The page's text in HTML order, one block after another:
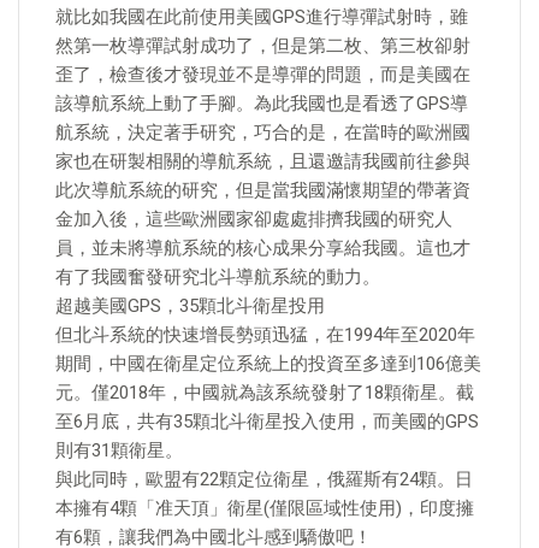
就比如我國在此前使用美國GPS進行導彈試射時，雖
然第一枚導彈試射成功了，但是第二枚、第三枚卻射
歪了，檢查後才發現並不是導彈的問題，而是美國在
該導航系統上動了手腳。為此我國也是看透了GPS導
航系統，決定著手研究，巧合的是，在當時的歐洲國
家也在研製相關的導航系統，且還邀請我國前往參與
此次導航系統的研究，但是當我國滿懷期望的帶著資
金加入後，這些歐洲國家卻處處排擠我國的研究人
員，並未將導航系統的核心成果分享給我國。這也才
有了我國奮發研究北斗導航系統的動力。
超越美國GPS，35顆北斗衛星投用
但北斗系統的快速增長勢頭迅猛，在1994年至2020年
期間，中國在衛星定位系統上的投資至多達到106億美
元。僅2018年，中國就為該系統發射了18顆衛星。截
至6月底，共有35顆北斗衛星投入使用，而美國的GPS
則有31顆衛星。
與此同時，歐盟有22顆定位衛星，俄羅斯有24顆。日
本擁有4顆「准天頂」衛星(僅限區域性使用)，印度擁
有6顆，讓我們為中國北斗感到驕傲吧！